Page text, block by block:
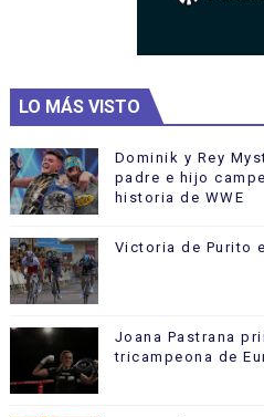
LO MÁS VISTO
Dominik y Rey
padre e hijo
historia de WWE
Victoria de Purito
Joana Pastrana
tricampeona de